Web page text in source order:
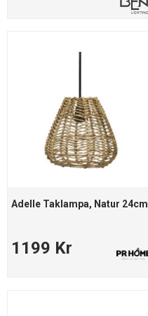
Adelle Taklampa, Natur 24cm
1199 Kr